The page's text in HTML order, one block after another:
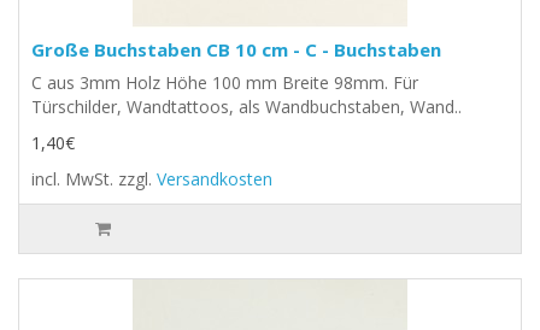
Große Buchstaben CB 10 cm - C - Buchstaben
C aus 3mm Holz Höhe 100 mm Breite 98mm. Für
Türschilder, Wandtattoos, als Wandbuchstaben, Wand..
1,40€
incl. MwSt. zzgl. Versandkosten